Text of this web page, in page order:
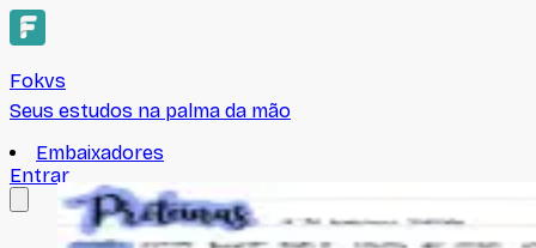
Fokvs
Seus estudos na palma da mão
Embaixadores
Entrar